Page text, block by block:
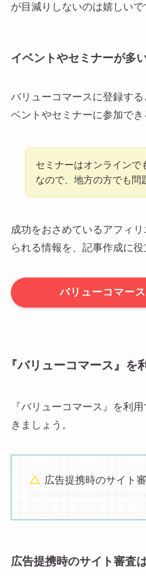
が目減りしないのは嬉しいで
イベントやセミナーが多
バリューコマースに登録す
ベントやセミナーに参加でき
セミナーはオンラインで
なので、地方の方でも問
成功をおさめているアフィ
られる情報を、記事作成に役
バリューコマー
『バリューコマース』を
『バリューコマース』を利
きましょう。
広告提携時のサイト
広告提携時のサイト審査